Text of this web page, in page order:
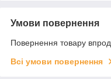
Умови повернення
Повернення товару
Всі умови повернення